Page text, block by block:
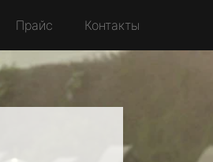
Прайс Контакты